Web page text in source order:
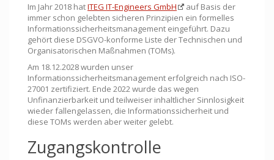
Im Jahr 2018 hatITEG IT-Engineers GmbH
auf Basis der
immer schon gelebten sicheren Prinzipien ein formelles
Informationssicherheitsmanagement eingeführt. Dazu
gehört diese DSGVO-konforme Liste der Technischen und
Organisatorischen Maßnahmen (TOMs).
Am 18.12.2028 wurden unser
Informationssicherheitsmanagement erfolgreich nach ISO-
27001 zertifiziert. Ende 2022 wurde das wegen
Unfinanzierbarkeit und teilweiser inhaltlicher Sinnlosigkeit
wieder fallengelassen, die Informationssicherheit und
diese TOMs werden aber weiter gelebt.
Zugangskontrolle